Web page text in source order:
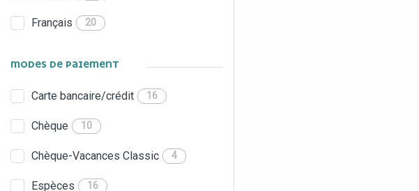
Français 20
MODES DE PAIEMENT
Carte bancaire/crédit 16
Chèque 10
Chèque-Vacances Classic 4
Espèces 16